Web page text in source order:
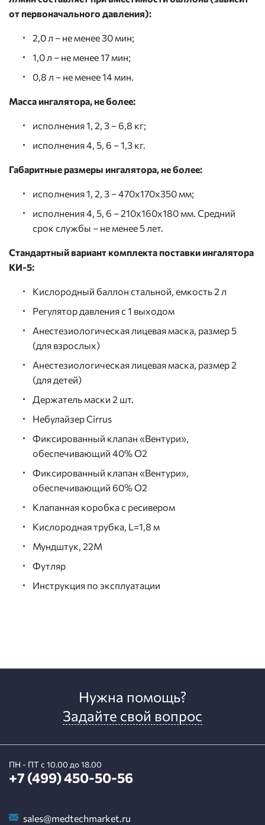
от первоначального давления):
2,0 л – не менее 30 мин;
1,0 л – не менее 17 мин;
0,8 л – не менее 14 мин.
Масса ингалятора, не более:
исполнения 1, 2, 3 – 6,8 кг;
исполнения 4, 5, 6 – 1,3 кг.
Габаритные размеры ингалятора, не более:
исполнения 1, 2, 3 – 470х170х350 мм;
исполнения 4, 5, 6 – 210х160х180 мм. Средний
срок службы – не менее 5 лет.
Стандартный вариант комплекта поставки ингалятора
КИ-5:
Кислородный баллон стальной, емкость 2 л
Регулятор давления с 1 выходом
Анестезиологическая лицевая маска, размер 5
(для взрослых)
Анестезиологическая лицевая маска, размер 2
(для детей)
Держатель маски 2 шт.
Небулайзер Cirrus
Фиксированный клапан «Вентури»,
обеспечивающий 40% О2
Фиксированный клапан «Вентури»,
обеспечивающий 60% О2
Клапанная коробка с ресивером
Кислородная трубка, L=1,8 м
Мундштук, 22М
Футляр
Инструкция по эксплуатации
Нужна помощь?
Задайте свой вопрос
ПН - ПТ с 10.00 до 18.00
+7 (499) 450-50-56
sales@medtechmarket.ru